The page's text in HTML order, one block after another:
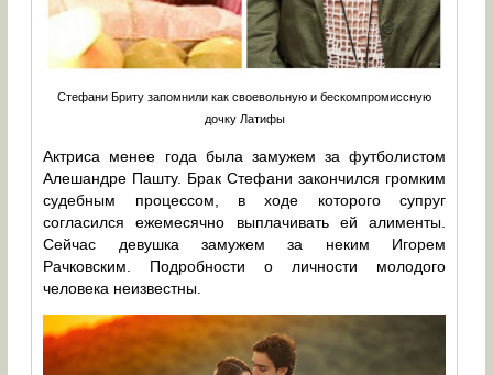
Стефани Бриту запомнили как своевольную и бескомпромиссную
дочку Латифы
Актриса менее года была замужем за футболистом
Алешандре Пашту. Брак Стефани закончился громким
судебным процессом, в ходе которого супруг
согласился ежемесячно выплачивать ей алименты.
Сейчас девушка замужем за неким Игорем
Рачковским. Подробности о личности молодого
человека неизвестны.